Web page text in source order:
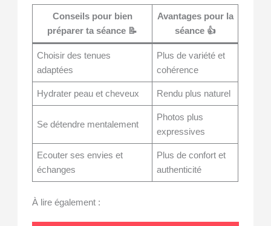
Conseils pour bien
préparer ta séance 📝
Avantages pour la
séance 👍
Choisir des tenues
adaptées
Plus de variété et
cohérence
Hydrater peau et cheveux Rendu plus naturel
Se détendre mentalement
Photos plus
expressives
Ecouter ses envies et
échanges
Plus de confort et
authenticité
À lire également :